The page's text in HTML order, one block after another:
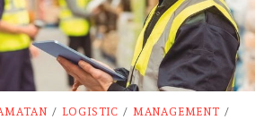
/ LOGISTIC / MANAGEMENT /